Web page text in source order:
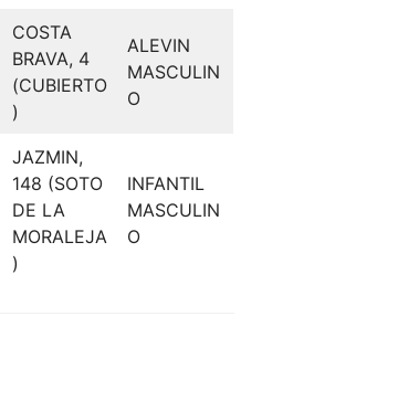
COSTA
BRAVA, 4
(CUBIERTO
)
ALEVIN
MASCULIN
O
JAZMIN,
148 (SOTO
DE LA
MORALEJA
)
INFANTIL
MASCULIN
O